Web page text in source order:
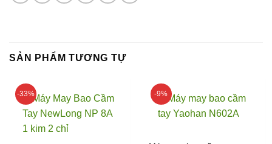
SẢN PHẨM TƯƠNG TỰ
-33% -9%